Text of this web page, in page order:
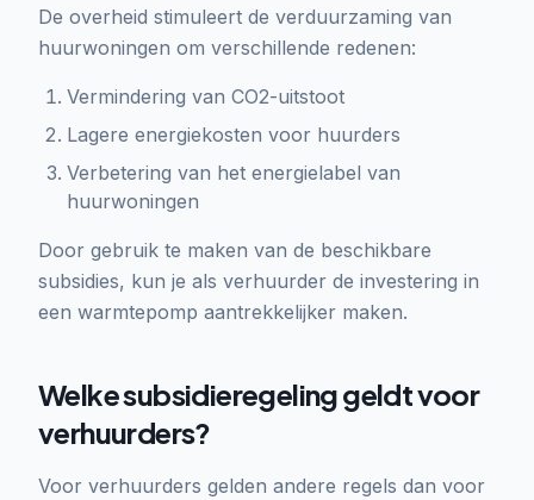
De overheid stimuleert de verduurzaming van
huurwoningen om verschillende redenen:
Vermindering van CO2-uitstoot
Lagere energiekosten voor huurders
Verbetering van het energielabel van
huurwoningen
Door gebruik te maken van de beschikbare
subsidies, kun je als verhuurder de investering in
een warmtepomp aantrekkelijker maken.
Welke subsidieregeling geldt voor
verhuurders?
Voor verhuurders gelden andere regels dan voor